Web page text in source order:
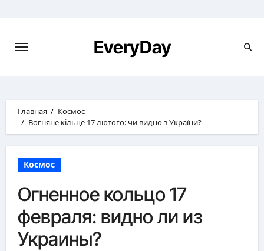
EveryDay
Главная
Космос
Вогняне кільце 17 лютого: чи видно з України?
Космос
Огненное кольцо 17
февраля: видно ли из
Украины?